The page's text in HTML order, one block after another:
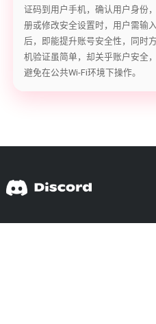
证码到用户手机，确认用户身份
册或修改安全设置时，用户需输
后，即能提升账号安全性，同时
机验证虽简单，却关乎账户安全
避免在公共Wi-Fi环境下操作。